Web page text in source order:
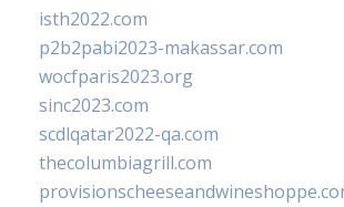
isth2022.com
p2b2pabi2023-makassar.com
wocfparis2023.org
sinc2023.com
scdlqatar2022-qa.com
thecolumbiagrill.com